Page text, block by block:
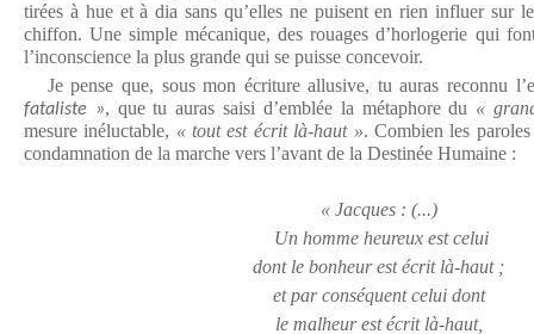
tirées à hue et à dia sans qu’elles ne puisent en rien influer sur
chiffon. Une simple mécanique, des rouages d’horlogerie qui
l’inconscience la plus grande qui se puisse concevoir.
Je pense que, sous mon écriture allusive, tu auras reconnu
fataliste », que tu auras saisi d’emblée la métaphore du «
mesure inéluctable, « tout est écrit là-haut ». Combien les
condamnation de la marche vers l’avant de la Destinée Humaine :
« Jacques : (...)
Un homme heureux est celui
dont le bonheur est écrit là-haut ;
et par conséquent celui dont
le malheur est écrit là-haut,